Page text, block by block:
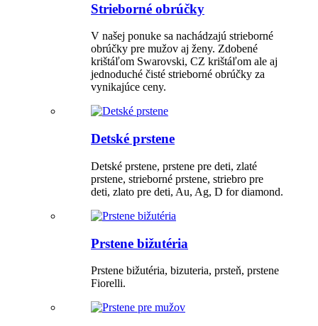
Strieborné obrúčky
V našej ponuke sa nachádzajú strieborné
obrúčky pre mužov aj ženy. Zdobené
krištáľom Swarovski, CZ krištáľom ale aj
jednoduché čisté strieborné obrúčky za
vynikajúce ceny.
Detské prstene
Detské prstene, prstene pre deti, zlaté
prstene, strieborné prstene, striebro pre
deti, zlato pre deti, Au, Ag, D for diamond.
Prstene bižutéria
Prstene bižutéria, bizuteria, prsteň, prstene
Fiorelli.